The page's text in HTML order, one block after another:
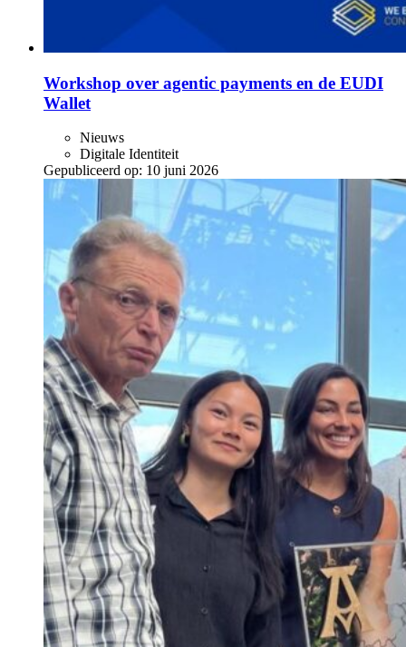
Workshop over agentic payments en de EUDI
Wallet
Nieuws
Digitale Identiteit
Gepubliceerd op: 10 juni 2026